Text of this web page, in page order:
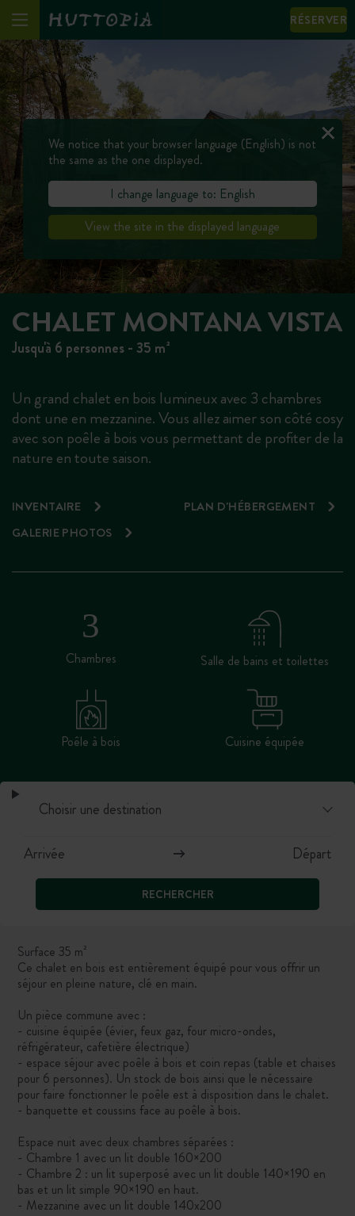
RÉSERVER
CHALET MONTANA VISTA
Jusqu'à 6 personnes - 35 m²
Un grand chalet en bois lumineux avec 3 chambres
dont une en mezzanine. Vous allez aimer son côté cosy
avec son poêle à bois vous permettant de profiter de la
nature en toute saison.
INVENTAIRE
PLAN D'HÉBERGEMENT
GALERIE PHOTOS
Chambres Salle de bains et toilettes
Poêle à bois Cuisine équipée
RECHERCHER
Surface 35 m²
Ce chalet en bois est entièrement équipé pour vous offrir un
séjour en pleine nature, clé en main.
Un pièce commune avec :
- cuisine équipée (évier, feux gaz, four micro-ondes,
réfrigérateur, cafetière électrique)
- espace séjour avec poêle à bois et coin repas (table et chaises
pour 6 personnes). Un stock de bois ainsi que le nécessaire
pour faire fonctionner le poêle est à disposition dans le chalet.
- banquette et coussins face au poêle à bois.
Espace nuit avec deux chambres séparées :
- Chambre 1 avec un lit double 160×200
- Chambre 2 : un lit superposé avec un lit double 140×190 en
bas et un lit simple 90×190 en haut.
- Mezzanine avec un lit double 140x200
We notice that your browser language (English) is not
the same as the one displayed.
I change language to: English
View the site in the displayed language